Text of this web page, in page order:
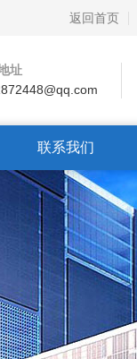
返回首页
址
联系我们